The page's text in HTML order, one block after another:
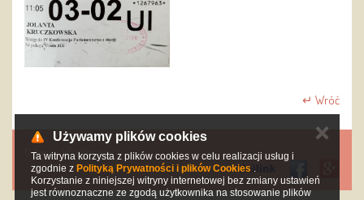
↵ Wróć
O nas Współpraca
Używamy plików cookies
Ta witryna korzysta z plików cookies w celu realizacji usług i
zgodnie z Polityką Prywatności i plików Cookies .
Korzystanie z niniejszej witryny internetowej bez zmiany ustawień
jest równoznaczne ze zgodą użytkownika na stosowanie plików
✕